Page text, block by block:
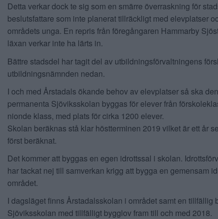
Detta verkar dock te sig som en smärre överraskning för
beslutsfattare som inte planerat tillräckligt med elevplatser
områdets unga. En repris från föregångaren Hammarby
läxan verkar inte ha lärts in.
Bättre stadsdel har tagit del av utbildningsförvaltningens
utbildningsnämnden nedan.
I och med Årstadals ökande behov av elevplatser så ska den
permanenta Sjöviksskolan byggas för elever från
nionde klass, med plats för cirka 1200 elever.
Skolan beräknas stå klar höstterminen 2019 vilket är ett år
först beräknat.
Det kommer att byggas en egen idrottssal i skolan.
har tackat nej till samverkan krigg att bygga en gemensam
området.
I dagsläget finns Årstadalsskolan i området samt en tillfällig
Sjöviksskolan med tillfälligt bygglov fram till och med 2018.